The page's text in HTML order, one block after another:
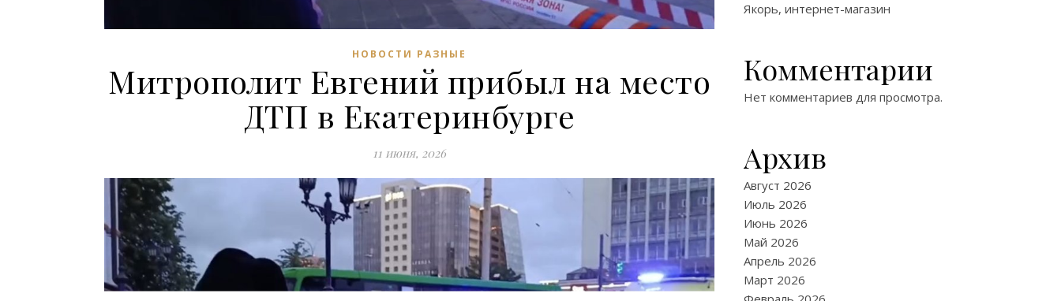
НОВОСТИ РАЗНЫЕ
Митрополит Евгений прибыл на место
ДТП в Екатеринбурге
11 июня, 2026
Якорь, интернет-магазин
Комментарии
Нет комментариев для просмотра.
Архив
Август 2026
Июль 2026
Июнь 2026
Май 2026
Апрель 2026
Март 2026